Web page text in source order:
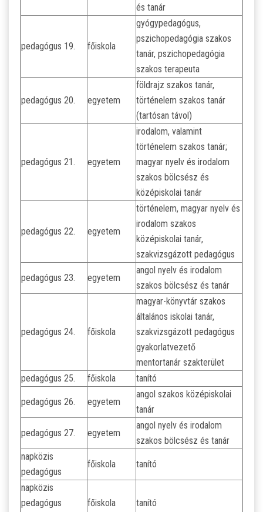
és tanár
pedagógus 19. főiskola
gyógypedagógus,
pszichopedagógia szakos
tanár, pszichopedagógia
szakos terapeuta
pedagógus 20. egyetem
földrajz szakos tanár,
történelem szakos tanár
(tartósan távol)
pedagógus 21. egyetem
irodalom, valamint
történelem szakos tanár;
magyar nyelv és irodalom
szakos bölcsész és
középiskolai tanár
pedagógus 22. egyetem
történelem, magyar nyelv és
irodalom szakos
középiskolai tanár,
szakvizsgázott pedagógus
pedagógus 23. egyetem
angol nyelv és irodalom
szakos bölcsész és tanár
pedagógus 24. főiskola
magyar-könyvtár szakos
általános iskolai tanár,
szakvizsgázott pedagógus
gyakorlatvezető
mentortanár szakterület
pedagógus 25.
főiskola tanító
pedagógus 26. egyetem
angol szakos középiskolai
tanár
pedagógus 27. egyetem
angol nyelv és irodalom
szakos bölcsész és tanár
napközis
pedagógus
főiskola tanító
napközis
pedagógus
főiskola tanító